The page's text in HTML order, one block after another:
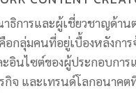
ธิการและผู้เชี่ยวชาญด้า
อกลุ่มคนที่อยู่เบื้องหลังกา
อินไซต์ของผู้ประกอบการ
กิจ และเทรนด์โลกอนาคต